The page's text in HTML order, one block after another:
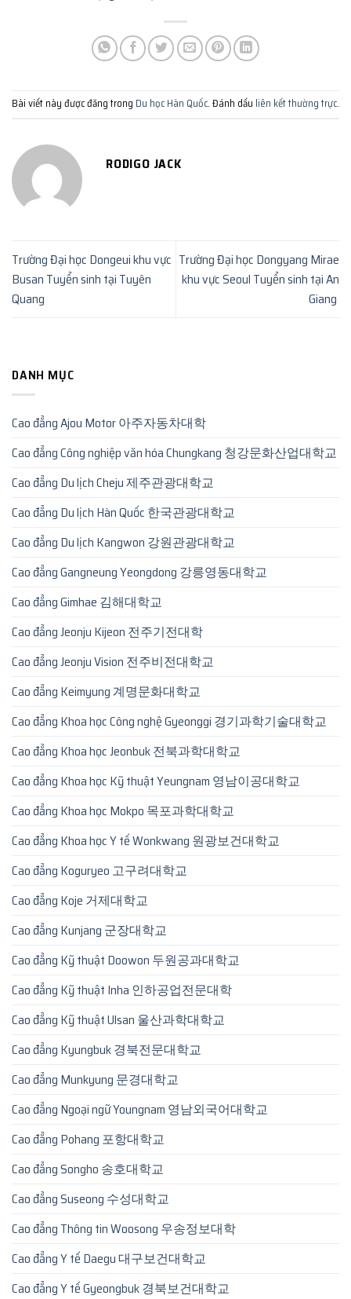
Bài viết này được đăng trong Du học Hàn Quốc. Đánh dấu liên kết thường trực.
RODIGO JACK
Trường Đại học Dongeui khu vực
Busan Tuyển sinh tại Tuyên
Quang
Trường Đại học Dongyang Mirae
khu vực Seoul Tuyển sinh tại An
Giang
DANH MỤC
Cao đẳng Ajou Motor 아주자동차대학
Cao đẳng Công nghiệp văn hóa Chungkang 청강문화산업대학교
Cao đẳng Du lịch Cheju 제주관광대학교
Cao đẳng Du lịch Hàn Quốc 한국관광대학교
Cao đẳng Du lịch Kangwon 강원관광대학교
Cao đẳng Gangneung Yeongdong 강릉영동대학교
Cao đẳng Gimhae 김해대학교
Cao đẳng Jeonju Kijeon 전주기전대학
Cao đẳng Jeonju Vision 전주비전대학교
Cao đẳng Keimyung 계명문화대학교
Cao đẳng Khoa học Công nghệ Gyeonggi 경기과학기술대학교
Cao đẳng Khoa học Jeonbuk 전북과학대학교
Cao đẳng Khoa học Kỹ thuật Yeungnam 영남이공대학교
Cao đẳng Khoa học Mokpo 목포과학대학교
Cao đẳng Khoa học Y tế Wonkwang 원광보건대학교
Cao đẳng Koguryeo 고구려대학교
Cao đẳng Koje 거제대학교
Cao đẳng Kunjang 군장대학교
Cao đẳng Kỹ thuật Doowon 두원공과대학교
Cao đẳng Kỹ thuật Inha 인하공업전문대학
Cao đẳng Kỹ thuật Ulsan 울산과학대학교
Cao đẳng Kyungbuk 경북전문대학교
Cao đẳng Munkyung 문경대학교
Cao đẳng Ngoại ngữ Youngnam 영남외국어대학교
Cao đẳng Pohang 포항대학교
Cao đẳng Songho 송호대학교
Cao đẳng Suseong 수성대학교
Cao đẳng Thông tin Woosong 우송정보대학
Cao đẳng Y tế Daegu 대구보건대학교
Cao đẳng Y tế Gyeongbuk 경북보건대학교